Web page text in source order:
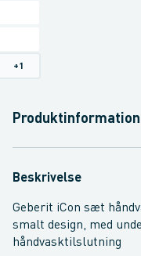
+1
Produktinformation
Beskrivelse
Geberit iCon sæt
smalt design, med
håndvasktilslutning